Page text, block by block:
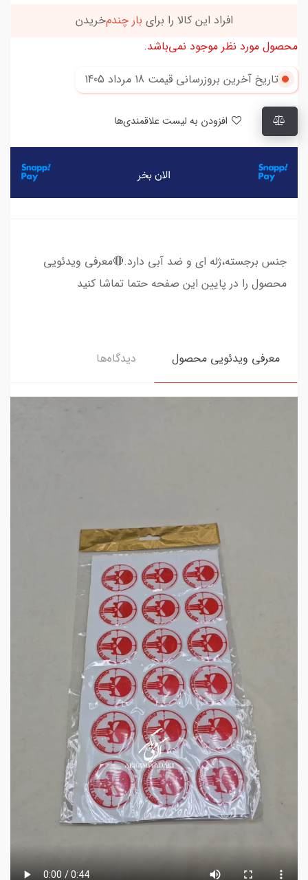
افراد‌ این کالا را برای بار چندم‌خریدن
محصول مورد نظر موجود نمی‌باشد.
تاریخ آخرین بروزرسانی قیمت 18 مرداد 1405
جنس برجسته،ژله ای و ضد آبی دارد.🔴معرفی ویدئویی
محصول را در پایین این صفحه حتما تماشا کنید
معرفی ویدئویی محصول دیدگاه‌ها